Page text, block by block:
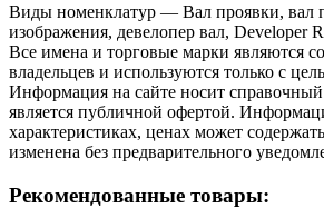
Виды номенклатур — Вал проявки, вал
изображения, девелопер вал, Developer
Все имена и торговые марки являются
владельцев и используются только с
Информация на сайте носит справочный
является публичной офертой.
характеристиках, ценах может
изменена без предварительного
Рекомендованные товары: